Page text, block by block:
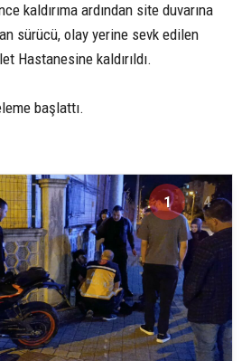
kaldırıma ardından site duvarına
sürücü, olay yerine sevk edilen
Hastanesine kaldırıldı.
başlattı.
1 4